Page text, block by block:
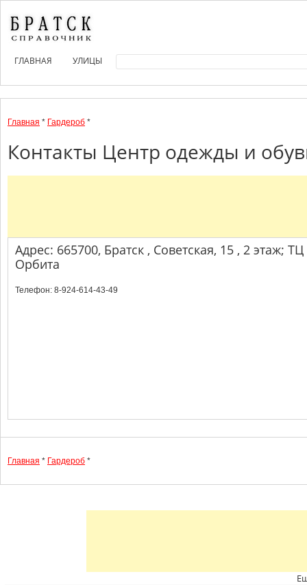
ГЛАВНАЯ УЛИЦЫ
Главная * Гардероб *
Контакты Центр одежды и
Адрес: 665700, Братск , Советская, 15 , 2 этаж; ТЦ
Орбита
Телефон: 8-924-614-43-49
Главная * Гардероб *